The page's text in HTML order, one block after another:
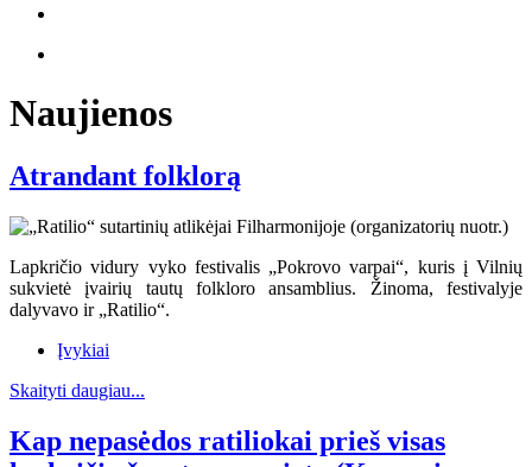
Naujienos
Atrandant folklorą
Lapkričio vidury vyko festivalis „Pokrovo varpai“, kuris į Vilnių
sukvietė įvairių tautų folkloro ansamblius. Žinoma, festivalyje
dalyvavo ir „Ratilio“.
Įvykiai
Skaityti daugiau...
Kap nepasėdos ratiliokai prieš visas